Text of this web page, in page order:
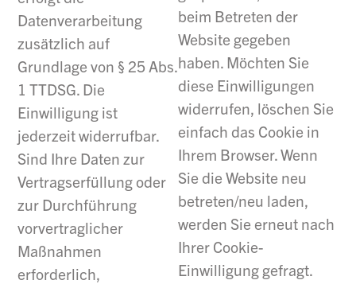
Datenverarbeitung
zusätzlich auf
Grundlage von § 25 Abs.
1 TTDSG. Die
Einwilligung ist
jederzeit widerrufbar.
Sind Ihre Daten zur
Vertragserfüllung oder
zur Durchführung
vorvertraglicher
Maßnahmen
erforderlich,
beim Betreten der
Website gegeben
haben. Möchten Sie
diese Einwilligungen
widerrufen, löschen Sie
einfach das Cookie in
Ihrem Browser. Wenn
Sie die Website neu
betreten/neu laden,
werden Sie erneut nach
Ihrer Cookie-
Einwilligung gefragt.